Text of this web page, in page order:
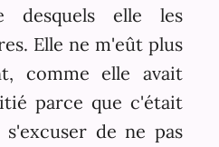
desquels elle les
Elle ne m'eût plus
comme elle avait
parce que c'était
de ne pas